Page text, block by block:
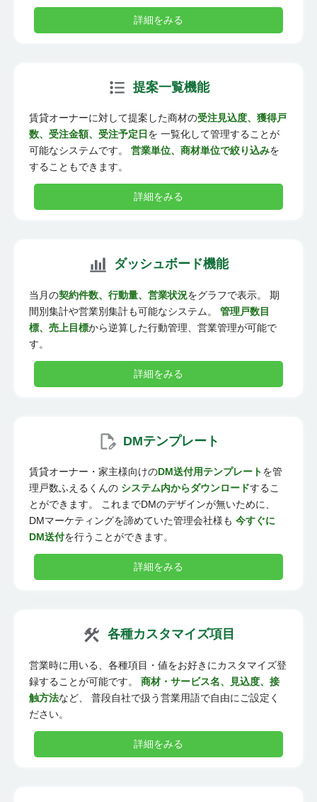
詳細をみる
提案一覧機能
賃貸オーナーに対して提案した商材の受注見込度、獲得戸
数、受注金額、受注予定日 を 一覧化して管理することが
可能なシステムです。 営業単位、商材単位で絞り込みを
することもできます。
詳細をみる
ダッシュボード機能
当月の契約件数、行動量、営業状況をグラフで表示。 期
間別集計や営業別集計も可能なシステム。 管理戸数目
標、売上目標から逆算した行動管理、営業管理が可能で
す。
詳細をみる
DMテンプレート
賃貸オーナー・家主様向けのDM送付用テンプレートを管
理戸数ふえるくんの システム内からダウンロードするこ
とができます。 これまでDMのデザインが無いために、
DMマーケティングを諦めていた管理会社様も 今すぐに
DM送付を行うことができます。
詳細をみる
各種カスタマイズ項目
営業時に用いる、各種項目・値をお好きにカスタマイズ登
録することが可能です。 商材・サービス名、見込度、接
触方法など、 普段自社で扱う営業用語で自由にご設定く
ださい。
詳細をみる